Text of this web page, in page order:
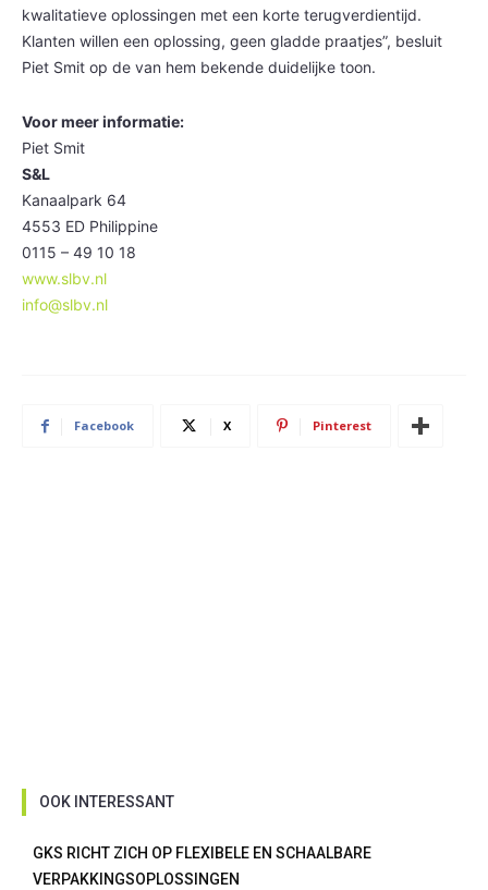
kwalitatieve oplossingen met een korte terugverdientijd.
Klanten willen een oplossing, geen gladde praatjes”, besluit
Piet Smit op de van hem bekende duidelijke toon.
Voor meer informatie:
Piet Smit
S&L
Kanaalpark 64
4553 ED Philippine
0115 – 49 10 18
www.slbv.nl
info@slbv.nl
Facebook X Pinterest
OOK INTERESSANT
GKS RICHT ZICH OP FLEXIBELE EN SCHAALBARE
VERPAKKINGSOPLOSSINGEN